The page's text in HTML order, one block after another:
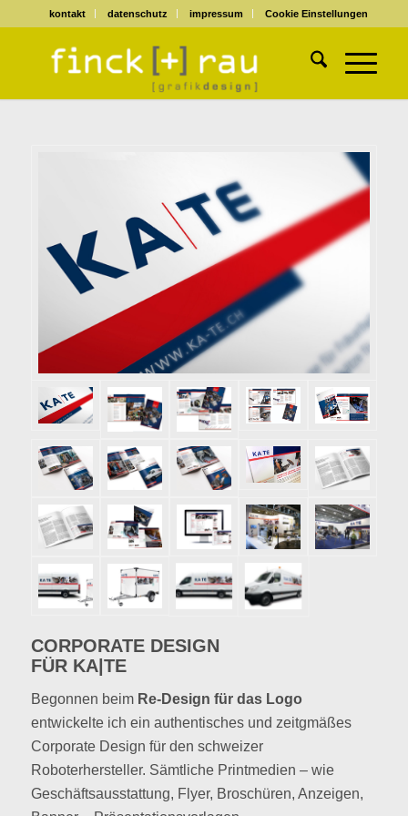
kontakt datenschutz impressum Cookie Einstellungen
CORPORATE DESIGN
FÜR KA|TE
Begonnen beim Re-Design für das Logo
entwickelte ich ein authentisches und zeitgmäßes
Corporate Design für den schweizer
Roboterhersteller. Sämtliche Printmedien – wie
Geschäftsausstattung, Flyer, Broschüren, Anzeigen,